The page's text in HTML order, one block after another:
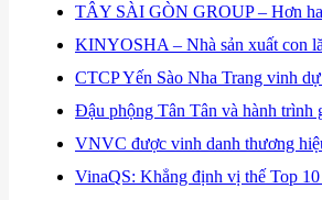
​TÂY SÀI GÒN GROUP – Hơn
​KINYOSHA – Nhà sản xuất con
​CTCP Yến Sào Nha Trang vinh
Đậu phộng Tân Tân và hành
VNVC được vinh danh thương
VinaQS: Khẳng định vị thế Top